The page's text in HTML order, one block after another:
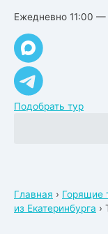
Ежедневно 11:00 —
Подобрать тур
Главная › Горящие
из Екатеринбурга ›